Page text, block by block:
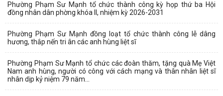
Phường Phạm Sư Mạnh tổ chức thành công kỳ họp thứ ba Hội
đồng nhân dân phờng khóa II, nhiệm kỳ 2026-2031
Phường Phạm Sư Mạnh đồng loạt tổ chức thành công lễ dâng
hương, thắp nến tri ân các anh hùng liệt sĩ
Phường Phạm Sư Mạnh tổ chức các đoàn thăm, tặng quà Mẹ Việt
Nam anh hùng, người có công với cách mạng và thân nhân liệt sĩ
nhân dịp kỷ niệm 79 năm...